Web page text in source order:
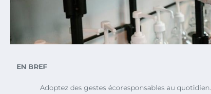
EN BREF
Adoptez des gestes écoresponsables au quotidien.